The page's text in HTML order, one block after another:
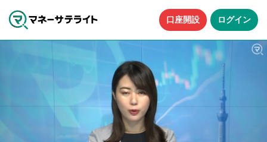
口座開設 ログイン